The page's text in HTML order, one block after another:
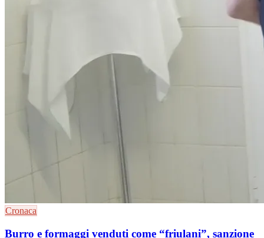
Cronaca
Burro e formaggi venduti come “friulani”, sanzione